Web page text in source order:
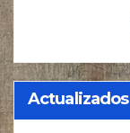
Actualizados